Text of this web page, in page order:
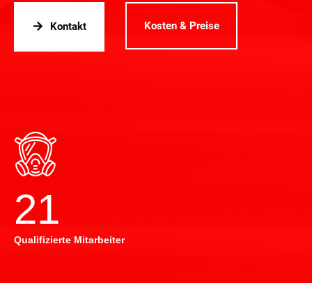
Kontakt Kosten & Preise
22
Qualifizierte Mitarbeiter